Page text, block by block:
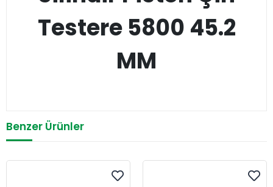
Testere 5800 45.2
MM
Benzer Ürünler